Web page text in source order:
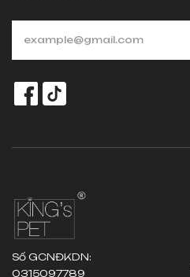
Số GCNĐKDN:
0315097789